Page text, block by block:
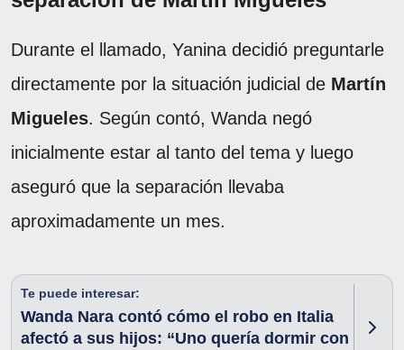
Durante el llamado, Yanina decidió preguntarle
directamente por la situación judicial de Martín
Migueles. Según contó, Wanda negó
inicialmente estar al tanto del tema y luego
aseguró que la separación llevaba
aproximadamente un mes.
Te puede interesar:
Wanda Nara contó cómo el robo en Italia
afectó a sus hijos: “Uno quería dormir con